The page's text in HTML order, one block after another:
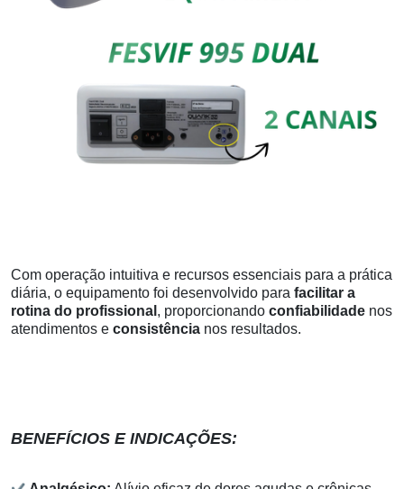
Com operação intuitiva e recursos essenciais para a prática
diária, o equipamento foi desenvolvido para facilitar a
rotina do profissional , proporcionando confiabilidade nos
atendimentos e consistência nos resultados.
BENEFÍCIOS E INDICAÇÕES: